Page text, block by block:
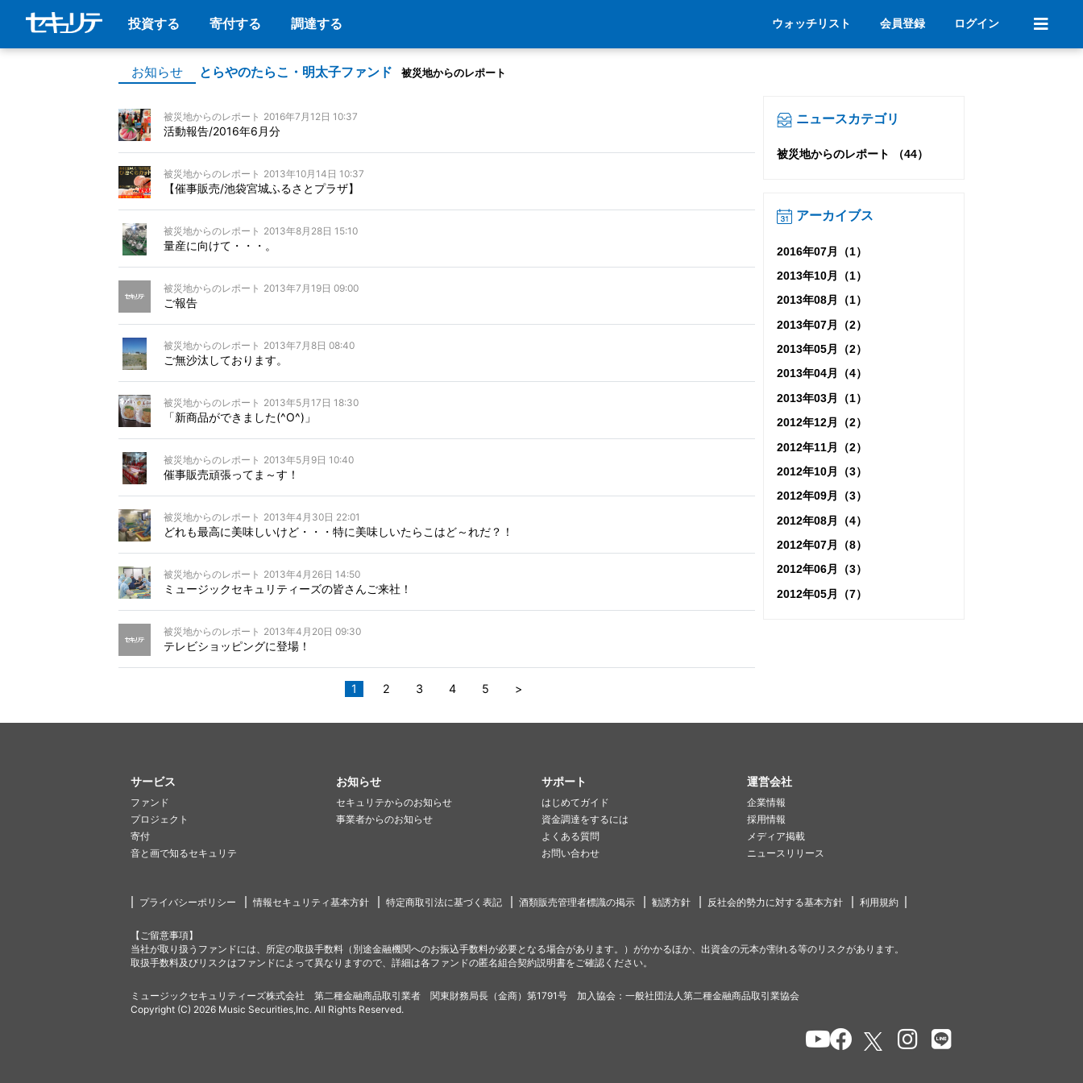
投資する 寄付する 調達する ウォッチリスト 会員登録 ログイン
お知らせ とらやのたらこ・明太子ファンド 被災地からのレポート
被災地からのレポート 2016年7月12日 10:37
活動報告/2016年6月分
被災地からのレポート 2013年10月14日 10:37
【催事販売/池袋宮城ふるさとプラザ】
被災地からのレポート 2013年8月28日 15:10
量産に向けて・・・。
被災地からのレポート 2013年7月19日 09:00
ご報告
被災地からのレポート 2013年7月8日 08:40
ご無沙汰しております。
被災地からのレポート 2013年5月17日 18:30
「新商品ができました(^O^)」
被災地からのレポート 2013年5月9日 10:40
催事販売頑張ってま～す！
被災地からのレポート 2013年4月30日 22:01
どれも最高に美味しいけど・・・特に美味しいたらこはど～れだ？！
被災地からのレポート 2013年4月26日 14:50
ミュージックセキュリティーズの皆さんご来社！
被災地からのレポート 2013年4月20日 09:30
テレビショッピングに登場！
1 2 3 4 5 >
ニュースカテゴリ
被災地からのレポート （44）
アーカイブス
2016年07月（1）
2013年10月（1）
2013年08月（1）
2013年07月（2）
2013年05月（2）
2013年04月（4）
2013年03月（1）
2012年12月（2）
2012年11月（2）
2012年10月（3）
2012年09月（3）
2012年08月（4）
2012年07月（8）
2012年06月（3）
2012年05月（7）
サービス
ファンド
プロジェクト
寄付
音と画で知るセキュリテ
お知らせ
セキュリテからのお知らせ
事業者からのお知らせ
サポート
はじめてガイド
資金調達をするには
よくある質問
お問い合わせ
運営会社
企業情報
採用情報
メディア掲載
ニュースリリース
プライバシーポリシー 情報セキュリティ基本方針 特定商取引法に基づく表記 酒類販売管理者標識の掲示 勧誘方針 反社会的勢力に対する基本方針 利用規約
【ご留意事項】
当社が取り扱うファンドには、所定の取扱手数料（別途金融機関へのお振込手数料が必要となる場合があります。）がかかるほか、出資金の元本が割れる等のリスクがあります。
取扱手数料及びリスクはファンドによって異なりますので、詳細は各ファンドの匿名組合契約説明書をご確認ください。
ミュージックセキュリティーズ株式会社 第二種金融商品取引業者 関東財務局長（金商）第1791号 加入協会：一般社団法人第二種金融商品取引業協会
Copyright (C) 2026 Music Securities,Inc. All Rights Reserved.